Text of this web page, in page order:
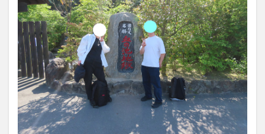
を考
える
（タ
クシ
ー・
公共
交通
機
関・
シェ
アサ
イク